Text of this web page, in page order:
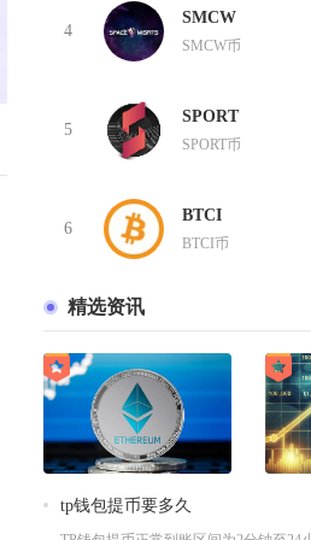
4
SMCW
SMCW币
5
SPORT
SPORT币
6
BTCI
BTCI币
精选资讯
tp钱包提币要多久